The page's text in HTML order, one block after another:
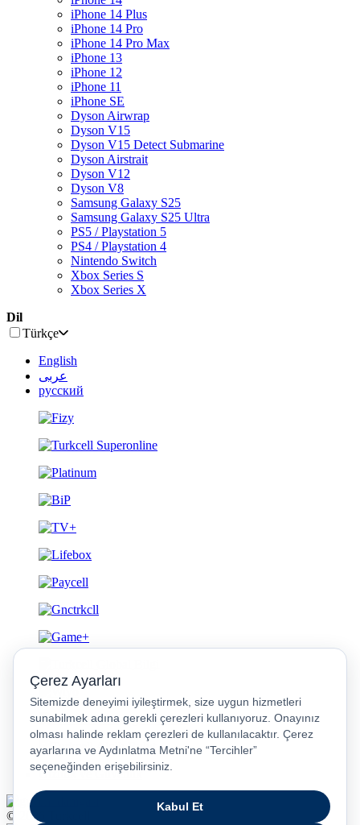
iPhone 14 Plus
iPhone 14 Pro
iPhone 14 Pro Max
iPhone 13
iPhone 12
iPhone 11
iPhone SE
Dyson Airwrap
Dyson V15
Dyson V15 Detect Submarine
Dyson Airstrait
Dyson V12
Dyson V8
Samsung Galaxy S25
Samsung Galaxy S25 Ultra
PS5 / Playstation 5
PS4 / Playstation 4
Nintendo Switch
Xbox Series S
Xbox Series X
Dil
Türkçe
English
عربى
русский
Gizlilik ve Güvenlik
© 2026 Turkcell